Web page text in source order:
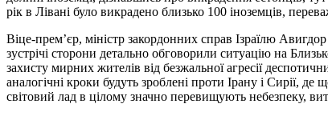
рік в Лівані було викрадено близько 100 іноземців,
Віце-прем’єр, міністр закордонних справ Ізраїлю
зустрічі сторони детально обговорили ситуацію на
захисту мирних жителів від безжальної агресії
аналогічні кроки будуть зроблені проти Ірану і Сирії,
світовий лад в цілому значно перевищують небезпеку,